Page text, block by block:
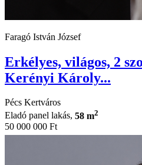
Faragó István József
Erkélyes, világos, 2
Kerényi Károly...
Pécs Kertváros
Eladó panel lakás, 58 m2
50 000 000 Ft